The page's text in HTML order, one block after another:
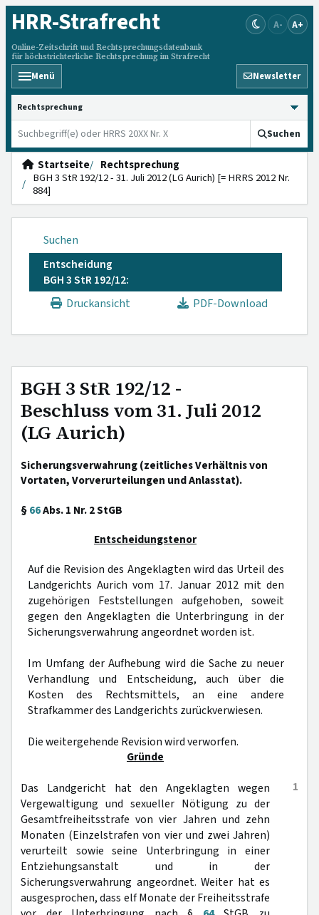
HRR-Strafrecht
Online-Zeitschrift und Rechtsprechungsdatenbank
für höchstrichterliche Rechtsprechung im Strafrecht
A- A+
Menü Newsletter
HRRS durchsuchen
Suchen
Startseite
Rechtsprechung
BGH 3 StR 192/12 - 31. Juli 2012 (LG Aurich) [= HRRS 2012 Nr.
884]
Suchen
Entscheidung
BGH 3 StR 192/12:
Druckansicht
PDF-Download
BGH 3 StR 192/12 -
Beschluss vom 31. Juli 2012
(LG Aurich)
Sicherungsverwahrung (zeitliches Verhältnis von
Vortaten, Vorverurteilungen und Anlasstat).
§66Abs. 1 Nr. 2 StGB
Entscheidungstenor
Auf die Revision des Angeklagten wird das Urteil des
Landgerichts Aurich vom 17. Januar 2012 mit den
zugehörigen Feststellungen aufgehoben, soweit
gegen den Angeklagten die Unterbringung in der
Sicherungsverwahrung angeordnet worden ist.
Im Umfang der Aufhebung wird die Sache zu neuer
Verhandlung und Entscheidung, auch über die
Kosten des Rechtsmittels, an eine andere
Strafkammer des Landgerichts zurückverwiesen.
Die weitergehende Revision wird verworfen.
Gründe
1
Das Landgericht hat den Angeklagten wegen
Vergewaltigung und sexueller Nötigung zu der
Gesamtfreiheitsstrafe von vier Jahren und zehn
Monaten (Einzelstrafen von vier und zwei Jahren)
verurteilt sowie seine Unterbringung in einer
Entziehungsanstalt und in der
Sicherungsverwahrung angeordnet. Weiter hat es
ausgesprochen, dass elf Monate der Freiheitsstrafe